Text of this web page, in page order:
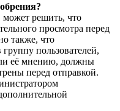
решить, что
просмотра перед
также, что
пользователей,
её мнению, должны
перед отправкой.